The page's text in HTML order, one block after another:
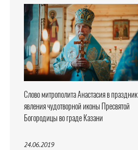
Слово митрополита Анастасия в праздник
явления чудотворной иконы Пресвятой
Богородицы во граде Казани
24.06.2019